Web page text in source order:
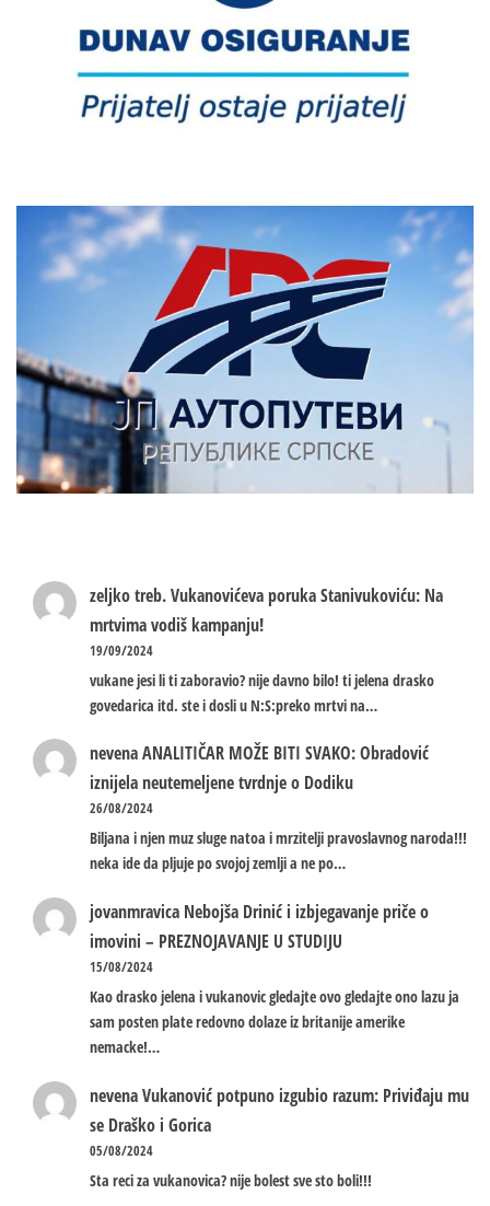
zeljko treb.Vukanovićeva poruka Stanivukoviću: Na
mrtvima vodiš kampanju!
19/09/2024
vukane jesi li ti zaboravio? nije davno bilo! ti jelena drasko
govedarica itd. ste i dosli u N:S:preko mrtvi na…
nevenaANALITIČAR MOŽE BITI SVAKO: Obradović
iznijela neutemeljene tvrdnje o Dodiku
26/08/2024
Biljana i njen muz sluge natoa i mrzitelji pravoslavnog naroda!!!
neka ide da pljuje po svojoj zemlji a ne po…
jovanmravica Nebojša Drinić i izbjegavanje priče o
imovini – PREZNOJAVANJE U STUDIJU
15/08/2024
Kao drasko jelena i vukanovic gledajte ovo gledajte ono lazu ja
sam posten plate redovno dolaze iz britanije amerike
nemacke!…
nevenaVukanović potpuno izgubio razum: Priviđaju mu
se Draško i Gorica
05/08/2024
Sta reci za vukanovica? nije bolest sve sto boli!!!